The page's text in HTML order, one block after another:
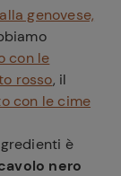
genovese,
con le
rosso, il
con le cime
è
nero